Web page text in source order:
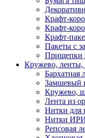
Крафт-
Крафт-
Крафт-
Пакеты с
Прищепки
Кружево, ленты,
Бархатная
Замшевый
Кружево,
Лента из
Нитки для
Нитки
Репсовая